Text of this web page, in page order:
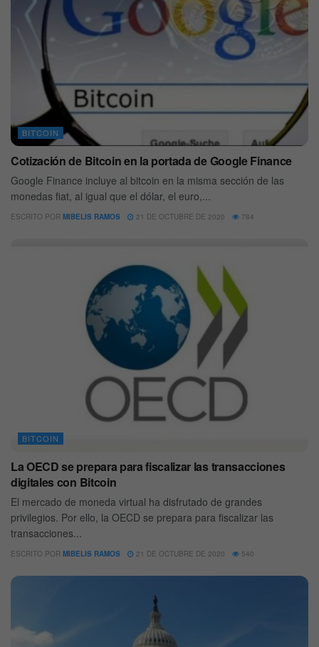
BITCOIN
Cotización de Bitcoin en la portada de Google Finance
Google Finance incluye al bitcoin en la misma sección de las
monedas fiat, al igual que el dólar, el euro,...
ESCRITO POR MIBELIS RAMOS 21 DE OCTUBRE DE 2020 784
BITCOIN
La OECD se prepara para fiscalizar las transacciones
digitales con Bitcoin
El mercado de moneda virtual ha disfrutado de grandes
privilegios. Por ello, la OECD se prepara para fiscalizar las
transacciones...
ESCRITO POR MIBELIS RAMOS 21 DE OCTUBRE DE 2020 540